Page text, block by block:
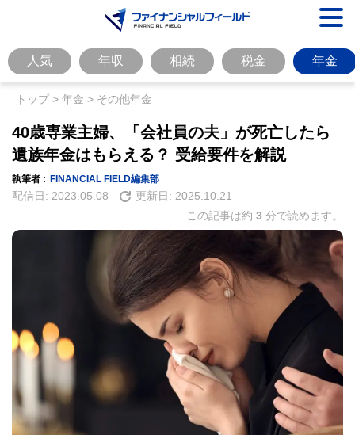
人気 年収 相続 税金 年金
トップ> 年金 > その他年金
40歳専業主婦、「会社員の夫」が死亡したら
遺族年金はもらえる？ 受給要件を解説
執筆者 : FINANCIAL FIELD編集部
配信日: 2023.05.08 更新日: 2025.10.21
この記事は約 3 分で読めます。